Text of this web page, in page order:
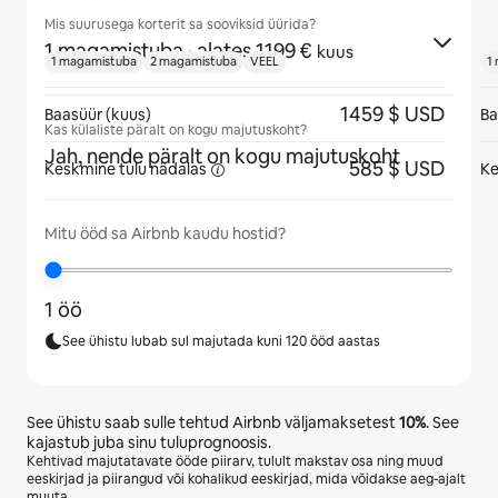
Mis suurusega korterit sa sooviksid üürida?
1 magamistuba · alates 1199 € kuus
Kas külaliste päralt on kogu majutuskoht?
Jah, nende päralt on kogu majutuskoht
Mitu ööd sa Airbnb kaudu hostid?
1 öö
See ühistu lubab sul majutada kuni 120 ööd aastas
See ühistu saab sulle tehtud Airbnb väljamaksetest10%. See
kajastub juba sinu tuluprognoosis.
Kehtivad majutatavate ööde piirarv, tulult makstav osa ning muud
eeskirjad ja piirangud või kohalikud eeskirjad, mida võidakse aeg-ajalt
1 magamistuba 2 magamistuba VEEL
Baasüür (kuus) 1459 $ USD
Keskmine tulu nädalas 585 $ USD
1